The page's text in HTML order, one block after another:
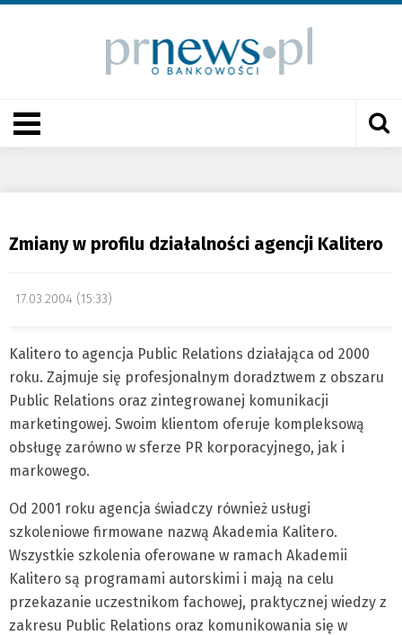
Zmiany w profilu działalności agencji Kalitero
17.03.2004 (15:33)
Kalitero to agencja Public Relations działająca od 2000
roku. Zajmuje się profesjonalnym doradztwem z obszaru
Public Relations oraz zintegrowanej komunikacji
marketingowej. Swoim klientom oferuje kompleksową
obsługę zarówno w sferze PR korporacyjnego, jak i
markowego.
Od 2001 roku agencja świadczy również usługi
szkoleniowe firmowane nazwą Akademia Kalitero.
Wszystkie szkolenia oferowane w ramach Akademii
Kalitero są programami autorskimi i mają na celu
przekazanie uczestnikom fachowej, praktycznej wiedzy z
zakresu Public Relations oraz komunikowania się w